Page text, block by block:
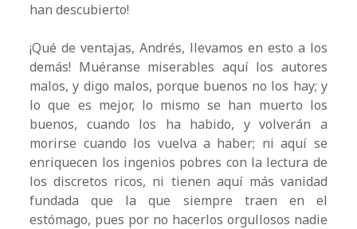
han descubierto!
¡Qué de ventajas, Andrés, llevamos en esto a los
demás! Muéranse miserables aquí los autores
malos, y digo malos, porque buenos no los hay; y
lo que es mejor, lo mismo se han muerto los
buenos, cuando los ha habido, y volverán a
morirse cuando los vuelva a haber; ni aquí se
enriquecen los ingenios pobres con la lectura de
los discretos ricos, ni tienen aquí más vanidad
fundada que la que siempre traen en el
estómago, pues por no hacerlos orgullosos nadie